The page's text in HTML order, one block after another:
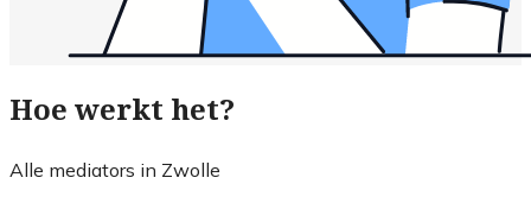
Hoe werkt het?
Alle mediators in Zwolle